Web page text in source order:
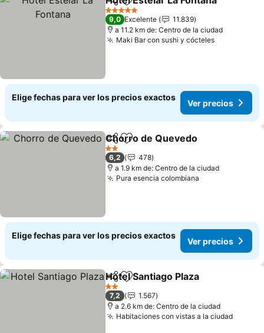
CompartirAgregar a favoritos
5 Estrellas
9,0 Excelente
11.839
a 11.2 km de: Centro de la ciudad
Maki Bar con sushi y cóctelesVer
Elige fechas para ver los precios exactos
Ver precios
CompartirAgregar a favoritos
Chorro de Quevedo
2 Estrellas
6,2
478
a 1.9 km de: Centro de la ciudad
Pura esencia colombiana
Elige fechas para ver los precios exactos
Ver precios
CompartirAgregar a favoritos
Hotel Santiago Plaza
2 Estrellas
7,2
1.567
a 2.6 km de: Centro de la ciudad
Habitaciones con vistas a la ciudadVer